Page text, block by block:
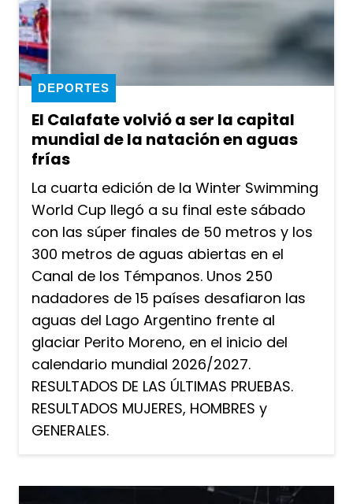
El Calafate volvió a ser la capital
mundial de la natación en aguas
frías
DEPORTES
La cuarta edición de la Winter Swimming
World Cup llegó a su final este sábado
con las súper finales de 50 metros y los
300 metros de aguas abiertas en el
Canal de los Témpanos. Unos 250
nadadores de 15 países desafiaron las
aguas del Lago Argentino frente al
glaciar Perito Moreno, en el inicio del
calendario mundial 2026/2027.
RESULTADOS DE LAS ÚLTIMAS PRUEBAS.
RESULTADOS MUJERES, HOMBRES y
GENERALES.